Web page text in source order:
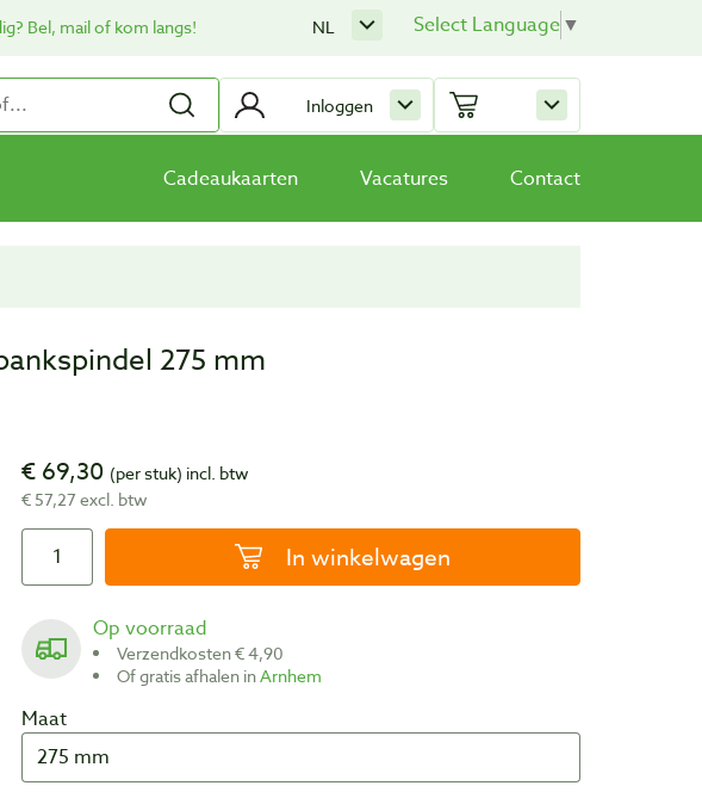
Bel, mail of kom langs! Select Language▼
NL
Inloggen
Cadeaukaarten Vacatures Contact
275 mm
€ 69,30 (per stuk) incl. btw
€ 57,27 excl. btw
In winkelwagen
Op voorraad
Verzendkosten € 4,90
Of gratis afhalen inArnhem
Maat